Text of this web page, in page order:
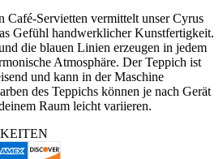
Café-Servietten vermittelt unser Cyrus
Gefühl handwerklicher Kunstfertigkeit.
die blauen Linien erzeugen in jedem
Atmosphäre. Der Teppich ist
und kann in der Maschine
des Teppichs können je nach Gerät
Raum leicht variieren.